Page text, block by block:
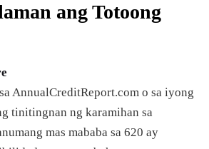
ang Totoong
AnnualCreditReport.com o sa iyong
tinitingnan ng karamihan sa
mas mababa sa 620 ay